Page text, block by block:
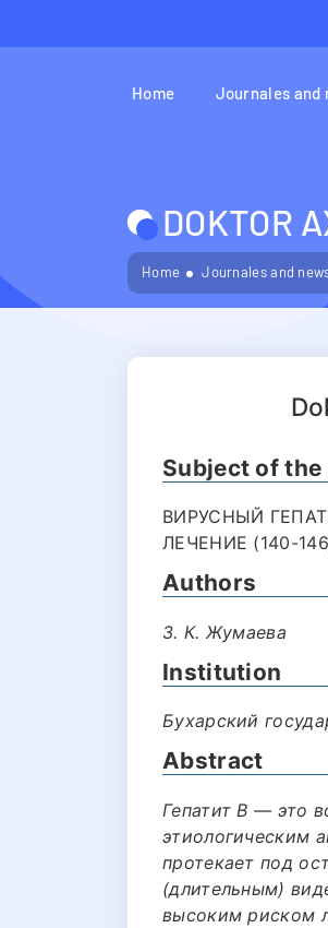
Home Journales and
DOKTOR
Home Journales and
Subject of
ВИРУСНЫЙ
ЛЕЧЕНИЕ (140-
Authors
З. К. Жумаева
Institution
Бухарский
Abstract
Гепатит B — это
этиологическим
протекает под
(длительным)
высоким риском